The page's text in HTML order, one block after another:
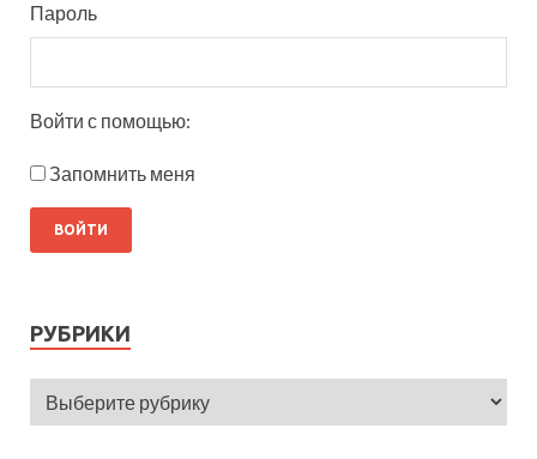
Пароль
Войти с помощью:
Запомнить меня
РУБРИКИ